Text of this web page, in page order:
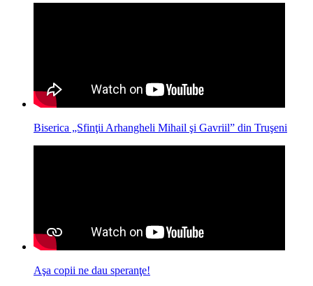
Biserica „Sfinţii Arhangheli Mihail şi Gavriil” din Truşeni
Aşa copii ne dau speranţe!